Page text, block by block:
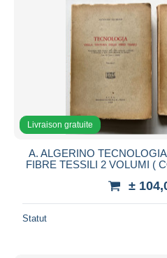
Livraison gratuite
A. ALGERINO
FIBRE TESSILI 2 VOLUMI (
±
Statut